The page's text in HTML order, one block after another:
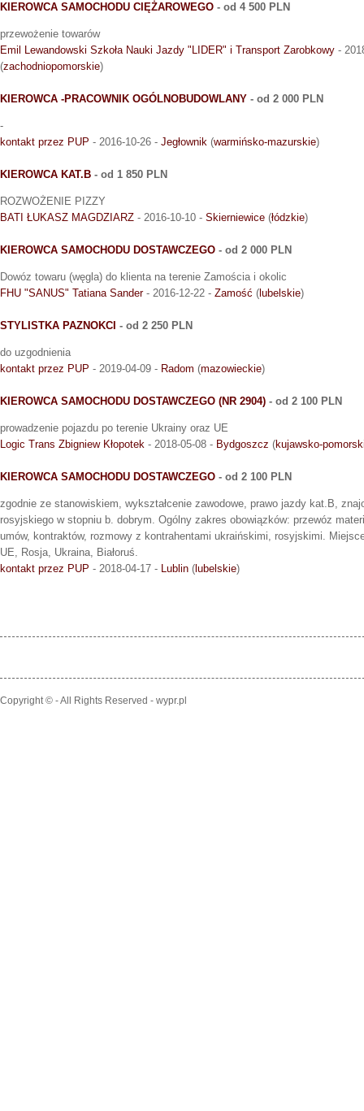
KIEROWCA SAMOCHODU CIĘŻAROWEGO - od 4 500 PLN
przewożenie towarów
Emil Lewandowski Szkoła Nauki Jazdy "LIDER" i Transport Zarobkowy -
(zachodniopomorskie)
KIEROWCA -PRACOWNIK OGÓLNOBUDOWLANY - od 2 000 PLN
-
kontakt przez PUP - 2016-10-26 - Jegłownik (warmińsko-mazurskie)
KIEROWCA KAT.B - od 1 850 PLN
ROZWOŻENIE PIZZY
BATI ŁUKASZ MAGDZIARZ - 2016-10-10 - Skierniewice (łódzkie)
KIEROWCA SAMOCHODU DOSTAWCZEGO - od 2 000 PLN
Dowóz towaru (węgla) do klienta na terenie Zamościa i okolic
FHU "SANUS" Tatiana Sander- 2016-12-22 - Zamość ( lubelskie)
STYLISTKA PAZNOKCI - od 2 250 PLN
do uzgodnienia
kontakt przez PUP - 2019-04-09 - Radom (mazowieckie)
KIEROWCA SAMOCHODU DOSTAWCZEGO (NR 2904) - od 2 100 PLN
prowadzenie pojazdu po terenie Ukrainy oraz UE
Logic Trans Zbigniew Kłopotek - 2018-05-08 - Bydgoszcz (kujawsko-
KIEROWCA SAMOCHODU DOSTAWCZEGO - od 2 100 PLN
zgodnie ze stanowiskiem, wykształcenie zawodowe, prawo jazdy kat.B,
rosyjskiego w stopniu b. dobrym. Ogólny zakres obowiązków: przewóz
umów, kontraktów, rozmowy z kontrahentami ukraińskimi, rosyjskimi.
UE, Rosja, Ukraina, Białoruś.
kontakt przez PUP - 2018-04-17 - Lublin ( lubelskie)
Copyright © - All Rights Reserved - wypr.pl